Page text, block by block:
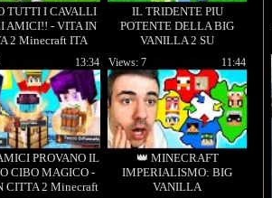
TUTTI I CAVALLI
AMICI!! - VITA IN
2 Minecraft ITA
IL TRIDENTE PIU
POTENTE DELLA BIG
VANILLA 2 SU
MINECRAFT!
PROVANO IL
CIBO MAGICO -
CITTA 2 Minecraft
13:34
👑 MINECRAFT
IMPERIALISMO: BIG
VANILLA
11:44
Views: 7